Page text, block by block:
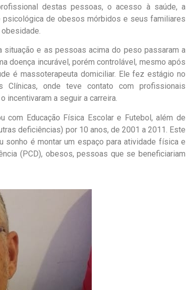
destas pessoas, o acesso à saúde, a
psicológica de obesos mórbidos e seus familiares
situação e as pessoas acima do peso passaram a
doença incurável, porém controlável, mesmo após
é massoterapeuta domiciliar. Ele fez estágio no
Clínicas, onde teve contato com profissionais
incentivaram a seguir a carreira.
com Educação Física Escolar e Futebol, além de
deficiências) por 10 anos, de 2001 a 2011. Este
sonho é montar um espaço para atividade física e
(PCD), obesos, pessoas que se beneficiariam